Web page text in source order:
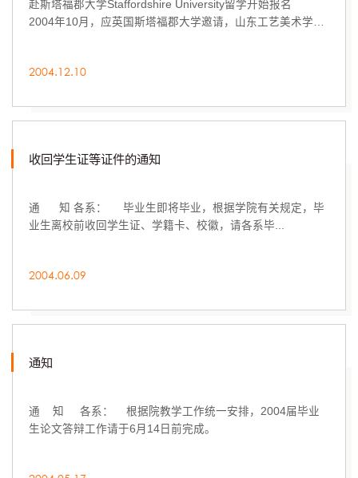
赴斯塔福郡大学Staffordshire University留学开始报名
2004年10月，应英国斯塔福郡大学邀请，山东工艺美术学院
2004.12.10
收回学生证等证件的通知
通 知 各系： 毕业生即将毕业，根据学院有关规定，毕
业生离校前收回学生证、学籍卡、校徽，请各系毕...
2004.06.09
通知
通 知 各系： 根据院教学工作统一安排，2004届毕业
生论文答辩工作请于6月14日前完成。